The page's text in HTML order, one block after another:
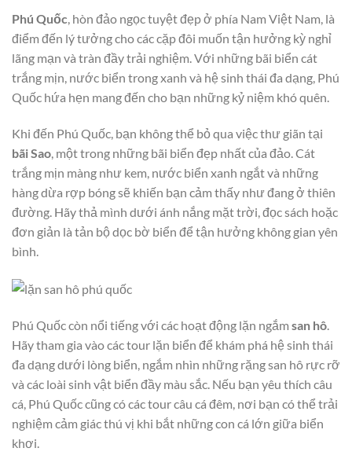
Phú Quốc, hòn đảo ngọc tuyệt đẹp ở phía Nam Việt Nam, là
điểm đến lý tưởng cho các cặp đôi muốn tận hưởng kỳ nghỉ
lãng mạn và tràn đầy trải nghiệm. Với những bãi biển cát
trắng mịn, nước biển trong xanh và hệ sinh thái đa dạng, Phú
Quốc hứa hẹn mang đến cho bạn những kỷ niệm khó quên.
Khi đến Phú Quốc, bạn không thể bỏ qua việc thư giãn tại
bãi Sao , một trong những bãi biển đẹp nhất của đảo. Cát
trắng mịn màng như kem, nước biển xanh ngắt và những
hàng dừa rợp bóng sẽ khiến bạn cảm thấy như đang ở thiên
đường. Hãy thả mình dưới ánh nắng mặt trời, đọc sách hoặc
đơn giản là tản bộ dọc bờ biển để tận hưởng không gian yên
bình.
Phú Quốc còn nổi tiếng với các hoạt động lặn ngắm san hô.
Hãy tham gia vào các tour lặn biển để khám phá hệ sinh thái
đa dạng dưới lòng biển, ngắm nhìn những rặng san hô rực rỡ
và các loài sinh vật biển đầy màu sắc. Nếu bạn yêu thích câu
cá, Phú Quốc cũng có các tour câu cá đêm, nơi bạn có thể trải
nghiệm cảm giác thú vị khi bắt những con cá lớn giữa biển
khơi.